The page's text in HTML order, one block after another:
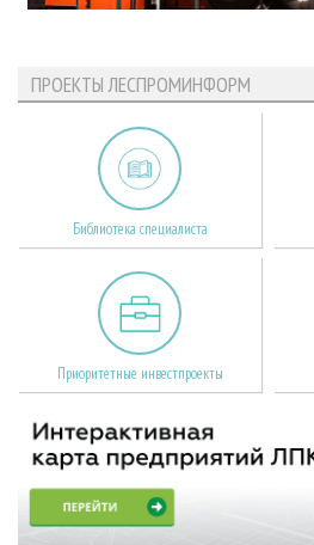
ПРОЕКТЫ ЛЕСПРОМИНФОРМ
Библиотека специалиста
Приоритетные инвестпроекты